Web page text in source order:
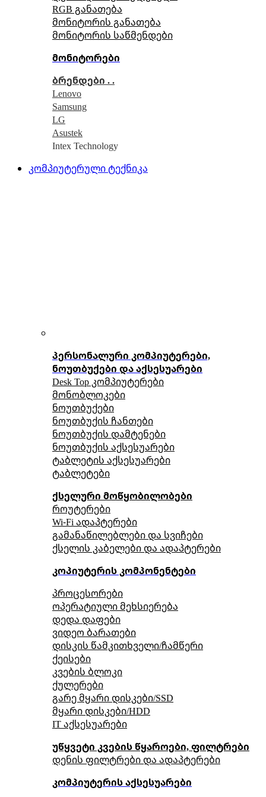
RGB განათება
მონიტორის განათება
მონიტორის საწმენდები
მონიტორები
ბრენდები . .
Lenovo
Samsung
LG
Asustek
Intex Technology
კომპიუტერული ტექნიკა
პერსონალური კომპიუტერები,
ნოუთბუქები და აქსესუარები
Desk Top კომპიუტერები
მონობლოკები
ნოუთბუქები
ნოუთბუქის ჩანთები
ნოუთბუქის დამტენები
ნოუთბუქის აქსესუარები
ტაბლეტის აქსესუარები
ტაბლეტები
ქსელური მოწყობილობები
როუტერები
Wi-Fi ადაპტერები
გამანაწილებლები და სვიჩები
ქსელის კაბელები და ადაპტერები
კოპიუტერის კომპონენტები
პროცესორები
ოპერატიული მეხსიერება
დედა დაფები
ვიდეო ბარათები
დისკის წამკითხველი/ჩამწერი
ქეისები
კვების ბლოკი
ქულერები
გარე მყარი დისკები/SSD
მყარი დისკები/HDD
IT აქსესუარები
უწყვეტი კვების წყაროები, ფილტრები
დენის ფილტრები და ადაპტერები
კომპიუტერის აქსესუარები